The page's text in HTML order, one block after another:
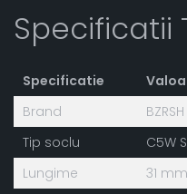
Specificatii
Specificatie
Brand
BZRSH
Tip soclu
C5W
Lungime
31 mm